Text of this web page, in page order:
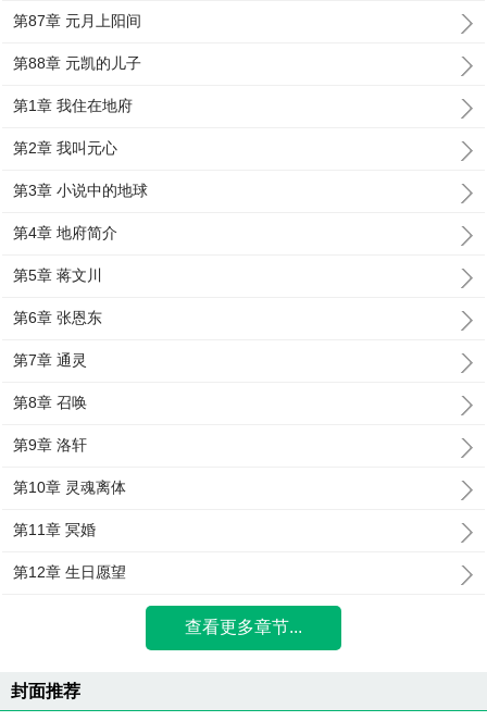
第87章 元月上阳间
第88章 元凯的儿子
第1章 我住在地府
第2章 我叫元心
第3章 小说中的地球
第4章 地府简介
第5章 蒋文川
第6章 张恩东
第7章 通灵
第8章 召唤
第9章 洛轩
第10章 灵魂离体
第11章 冥婚
第12章 生日愿望
查看更多章节...
封面推荐